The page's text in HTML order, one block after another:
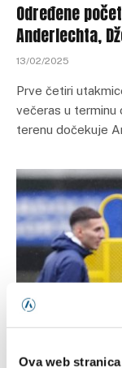
Ova web
Određene
Anderlechta,
13/02/2025
Prve četiri
večeras u terminu
terenu dočekuje